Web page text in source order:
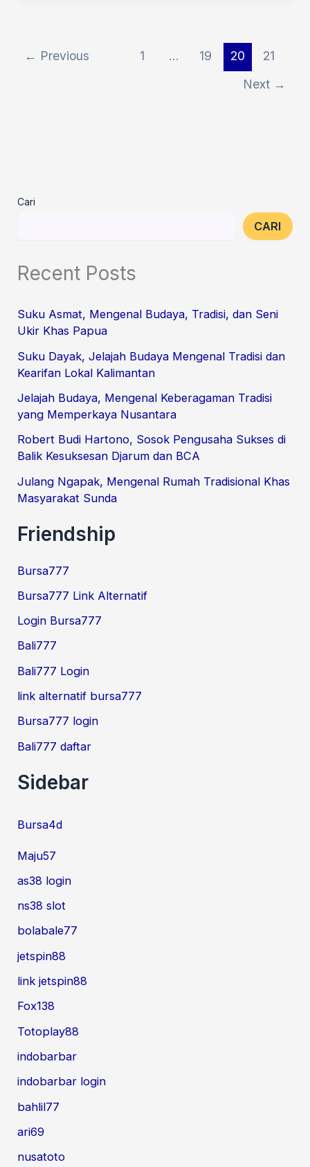
← Previous 1 … 19 20
21
Next →
Cari
CARI
Recent Posts
Suku Asmat, Mengenal Budaya, Tradisi, dan Seni
Ukir Khas Papua
Suku Dayak, Jelajah Budaya Mengenal Tradisi dan
Kearifan Lokal Kalimantan
Jelajah Budaya, Mengenal Keberagaman Tradisi
yang Memperkaya Nusantara
Robert Budi Hartono, Sosok Pengusaha Sukses di
Balik Kesuksesan Djarum dan BCA
Julang Ngapak, Mengenal Rumah Tradisional Khas
Masyarakat Sunda
Friendship
Bursa777
Bursa777 Link Alternatif
Login Bursa777
Bali777
Bali777 Login
link alternatif bursa777
Bursa777 login
Bali777 daftar
Sidebar
Bursa4d
Maju57
as38 login
ns38 slot
bolabale77
jetspin88
link jetspin88
Fox138
Totoplay88
indobarbar
indobarbar login
bahlil77
ari69
nusatoto